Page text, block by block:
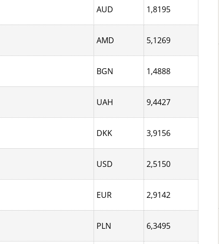
AUD 1,8195
AMD 5,1269
BGN 1,4888
UAH 9,4427
DKK 3,9156
USD 2,5150
EUR 2,9142
PLN 6,3495